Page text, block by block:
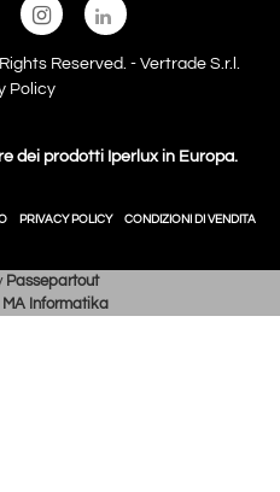
Reserved. - Vertrade S.r.l.
Policy
dei prodotti Iperlux in Europa.
PRIVACY POLICY CONDIZIONI DI VENDITA
Passepartout
MA Informatika